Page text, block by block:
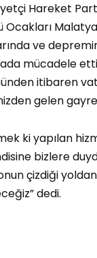
Hareket
Ocakları
ve
mücadele
itibaren
gelen
ki yapılan
bizlere
çizdiği
dedi.